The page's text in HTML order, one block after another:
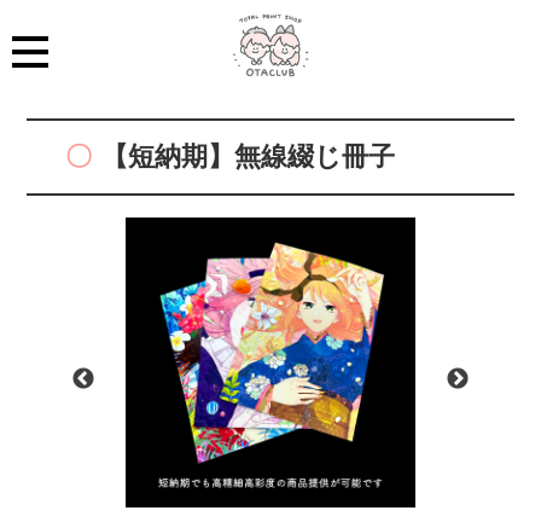
【短納期】無線綴じ冊子